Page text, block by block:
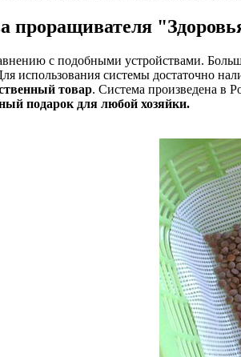
проращивателя
с подобными устройствами.
использования системы достаточно
товар. Система произведена в
подарок для любой хозяйки.